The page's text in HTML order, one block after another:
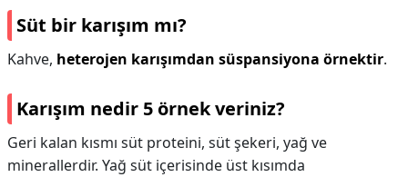
Süt bir karışım mı?
Kahve, heterojen karışımdan süspansiyona örnektir.
Karışım nedir 5 örnek veriniz?
Geri kalan kısmı süt proteini, süt şekeri, yağ ve
minerallerdir. Yağ süt içerisinde üst kısımda